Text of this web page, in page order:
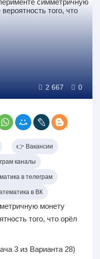
2 667 0
👉 Вакансии
каналы
в телеграм
в ВК
монету
того, что орёл
3 из Варианта 28)